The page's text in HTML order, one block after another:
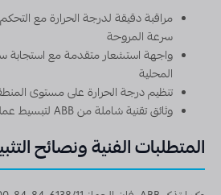
مراقبة دقيقة لدرجة الحرارة مع
سرعة المروحة
واجهة استشعار متقدمة مع استجابة
المحلية
تنظيم درجة الحرارة على مستوى
وثائق تقنية شاملة من ABB لتبسيط عملية التركيب والصيانة
المتطلبات الفنية ونصائح